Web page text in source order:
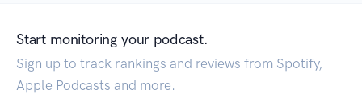
Start monitoring your podcast.
Sign up to track rankings and reviews from Spotify,
Apple Podcasts and more.